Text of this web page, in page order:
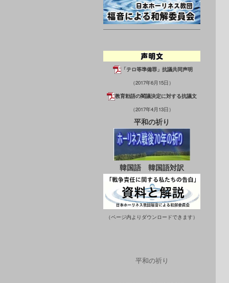
「テロ等準備罪」抗議共同声明
（2017年6月15日）
教育勅語の閣議決定に対する抗議文
（2017年4月13日）
平和の祈り
韓国語 韓国語対訳
（ページ内よりダウンロードできます）
平和の祈り